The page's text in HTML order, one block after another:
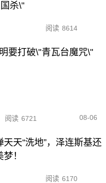
杀\"
阅读 8614
要打破\"青瓦台魔咒\"
阅读 6721 08-06
天天“洗地”，泽连斯基还
！
阅读 6170